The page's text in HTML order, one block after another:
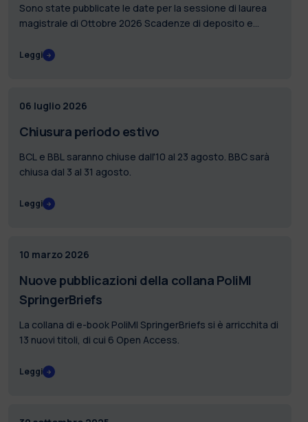
Sono state pubblicate le date per la sessione di laurea
magistrale di Ottobre 2026 Scadenze di deposito e
Leggi
06 luglio 2026
Chiusura periodo estivo
BCL e BBL saranno chiuse dall'10 al 23 agosto. BBC sarà
chiusa dal 3 al 31 agosto.
Leggi
10 marzo 2026
Nuove pubblicazioni della collana PoliMI
SpringerBriefs
La collana di e-book PoliMI SpringerBriefs si è arricchita di
13 nuovi titoli, di cui 6 Open Access.
Leggi